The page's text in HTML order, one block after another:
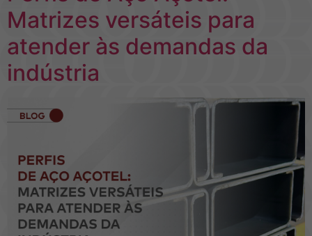
Matrizes versáteis para
atender às demandas da
indústria